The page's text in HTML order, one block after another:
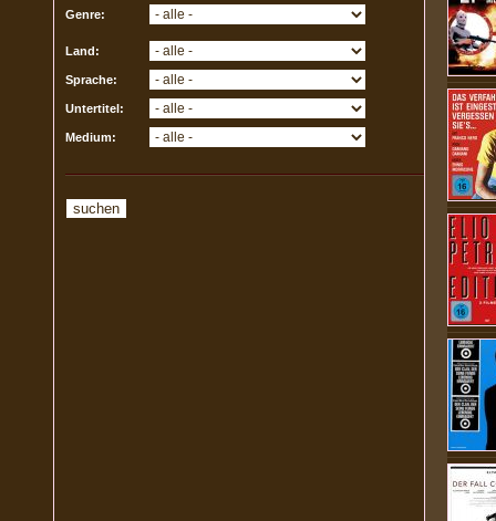
Genre:
Land:
Sprache:
Untertitel:
Medium: